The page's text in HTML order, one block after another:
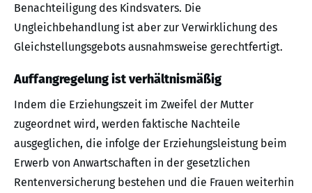
Benachteiligung des Kindsvaters. Die
Ungleichbehandlung ist aber zur Verwirklichung des
Gleichstellungsgebots ausnahmsweise gerechtfertigt.
Auffangregelung ist verhältnismäßig
Indem die Erziehungszeit im Zweifel der Mutter
zugeordnet wird, werden faktische Nachteile
ausgeglichen, die infolge der Erziehungsleistung beim
Erwerb von Anwartschaften in der gesetzlichen
Rentenversicherung bestehen und die Frauen weiterhin